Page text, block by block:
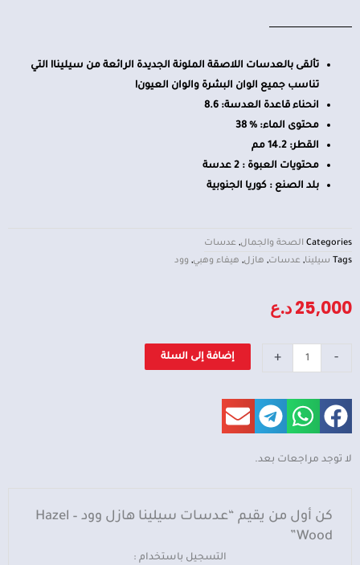
تألقى بالعدسات اللاصقة الملونة الجديدة الرائعة من سيلينا! التي
تناسب جميع الوان البشرة والوان العيون!
انحناء قاعدة العدسة: 8.6
محتوى الماء: % 38
القطر: 14.2 مم
محتويات العبوة : 2 عدسة
بلد الصنع : كوريا الجنوبية
Categories الصحة والجمال, عدسات
Tags سيلينا, عدسات, هازل, هيفاء وهبي, وود
25,000د.ع
-
عدسات
هازل
وود
-
+ إضافة إلى السلة
لا توجد مراجعات بعد.
كن أول من يقيم “عدسات سيلينا هازل وود – Hazel
Wood”
التسجيل باستخدام :